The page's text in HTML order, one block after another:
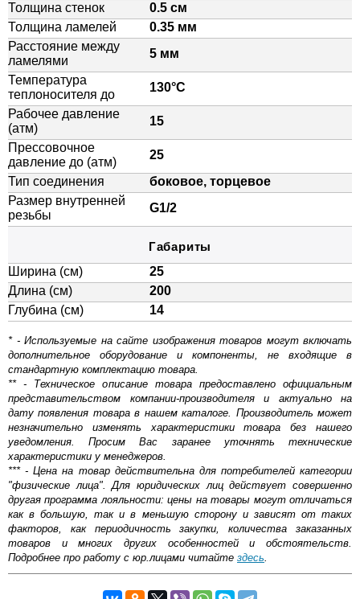
Толщина стенок
0.5 см
Толщина ламелей
0.35 мм
Расстояние между
ламелями
5 мм
Температура
теплоносителя до
130°C
Рабочее давление
(атм)
15
Прессовочное
давление до (атм)
25
Тип соединения
боковое, торцевое
Размер внутренней
резьбы
G1/2
Габариты
Ширина (см)
25
Длина (см)
200
Глубина (см)
14
* - Используемые на сайте изображения товаров могут включать
дополнительное оборудование и компоненты, не входящие в
стандартную комплектацию товара.
** - Техническое описание товара предоставлено официальным
представительством компании-производителя и актуально на
дату появления товара в нашем каталоге. Производитель может
незначительно изменять характеристики товара без нашего
уведомления. Просим Вас заранее уточнять технические
характеристики у менеджеров.
*** - Цена на товар действительна для потребителей категории
"физические лица". Для юридических лиц действует совершенно
другая программа лояльности: цены на товары могут отличаться
как в большую, так и в меньшую сторону и зависят от таких
факторов, как периодичность закупки, количества заказанных
товаров и многих других особенностей и обстоятельств.
Подробнее про работу с юр.лицами читайте здесь.